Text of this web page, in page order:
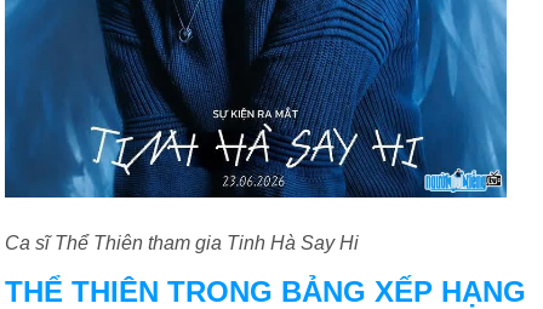
Ca sĩ Thể Thiên tham gia Tinh Hà Say Hi
THỂ THIÊN TRONG BẢNG XẾP HẠNG